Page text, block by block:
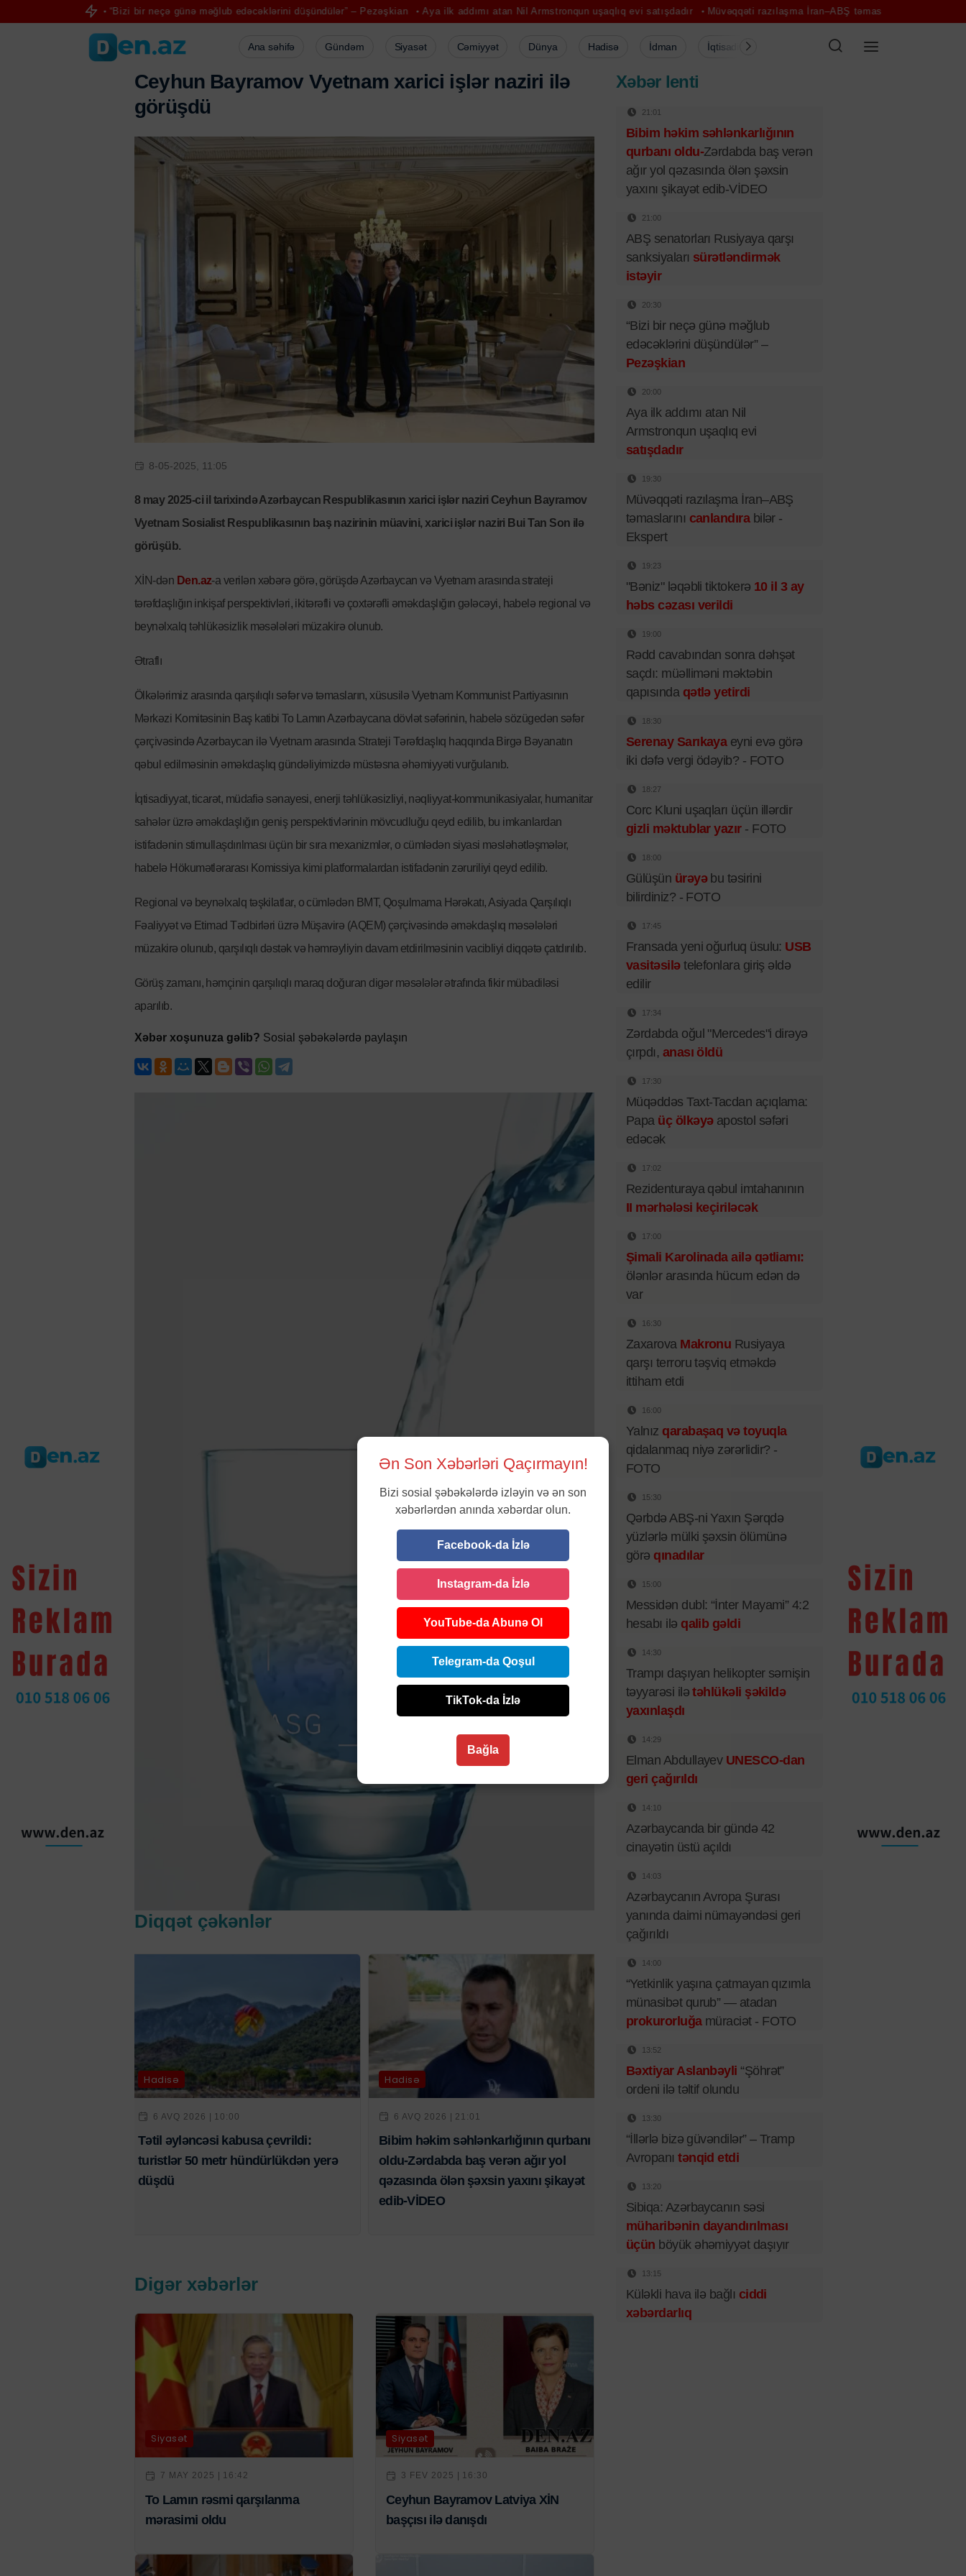
“Bizi bir neçə günə məğlub edəcəklərini düşündülər” – Pezəşkian Aya ilk addımı atan Nil Armstronqun uşaqlıq evi satışdadır Müvəqqəti razılaşma İran–ABŞ təmaslarını canlandıra bilər - Ekspert
Ana səhifə Gündəm Siyasət Cəmiyyət Dünya Hadisə İdman İqtisadiyyat Şou-biznes Müsahibə
Ceyhun Bayramov Vyetnam xarici işlər naziri ilə
görüşdü
8-05-2025, 11:05
8 may 2025-ci il tarixində Azərbaycan Respublikasının xarici işlər naziri Ceyhun Bayramov
Vyetnam Sosialist Respublikasının baş nazirinin müavini, xarici işlər naziri Bui Tan Son ilə
görüşüb.
XİN-dən Den.az-a verilən xəbərə görə, görüşdə Azərbaycan və Vyetnam arasında strateji
tərəfdaşlığın inkişaf perspektivləri, ikitərəfli və çoxtərəfli əməkdaşlığın gələcəyi, habelə regional və
beynəlxalq təhlükəsizlik məsələləri müzakirə olunub.
Ətraflı
Ölkələrimiz arasında qarşılıqlı səfər və təmasların, xüsusilə Vyetnam Kommunist Partiyasının
Mərkəzi Komitəsinin Baş katibi To Lamın Azərbaycana dövlət səfərinin, habelə sözügedən səfər
çərçivəsində Azərbaycan ilə Vyetnam arasında Strateji Tərəfdaşlıq haqqında Birgə Bəyanatın
qəbul edilməsinin əməkdaşlıq gündəliyimizdə müstəsna əhəmiyyəti vurğulanıb.
İqtisadiyyat, ticarət, müdafiə sənayesi, enerji təhlükəsizliyi, nəqliyyat-kommunikasiyalar, humanitar
sahələr üzrə əməkdaşlığın geniş perspektivlərinin mövcudluğu qeyd edilib, bu imkanlardan
istifadənin stimullaşdırılması üçün bir sıra mexanizmlər, o cümlədən siyasi məsləhətləşmələr,
habelə Hökumətlərarası Komissiya kimi platformalardan istifadənin zəruriliyi qeyd edilib.
Regional və beynəlxalq təşkilatlar, o cümlədən BMT, Qoşulmama Hərəkatı, Asiyada Qarşılıqlı
Fəaliyyət və Etimad Tədbirləri üzrə Müşavirə (AQEM) çərçivəsində əməkdaşlıq məsələləri
müzakirə olunub, qarşılıqlı dəstək və həmrəyliyin davam etdirilməsinin vacibliyi diqqətə çatdırılıb.
Görüş zamanı, həmçinin qarşılıqlı maraq doğuran digər məsələlər ətrafında fikir mübadiləsi
aparılıb.
Xəbər xoşunuza gəlib? Sosial şəbəkələrdə paylaşın
Diqqət çəkənlər
Hadisə
6 AVQ 2026 | 10:00
Tətil əyləncəsi kabusa çevrildi:
turistlər 50 metr hündürlükdən yerə
düşdü
Hadisə
6 AVQ 2026 | 21:01
Bibim həkim səhlənkarlığının qurbanı
oldu-Zərdabda baş verən ağır yol
qəzasında ölən şəxsin yaxını şikayət
edib-VİDEO
Digər xəbərlər
Siyasət
7 MAY 2025 | 16:42
To Lamın rəsmi qarşılanma
mərasimi oldu
Siyasət
3 FEV 2025 | 16:30
Ceyhun Bayramov Latviya XİN
başçısı ilə danışdı
Xəbər lenti
21:01
Bibim həkim səhlənkarlığının
qurbanı oldu-Zərdabda baş verən
ağır yol qəzasında ölən şəxsin
yaxını şikayət edib-VİDEO
21:00
ABŞ senatorları Rusiyaya qarşı
sanksiyaları sürətləndirmək
istəyir
20:30
“Bizi bir neçə günə məğlub
edəcəklərini düşündülər” –
Pezəşkian
20:00
Aya ilk addımı atan Nil
Armstronqun uşaqlıq evi
satışdadır
19:30
Müvəqqəti razılaşma İran–ABŞ
təmaslarını canlandırabilər -
Ekspert
19:23
"Bəniz" ləqəbli tiktokerə 10 il 3 ay
həbs cəzası verildi
19:00
Rədd cavabından sonra dəhşət
saçdı: müəlliməni məktəbin
qapısında qətlə yetirdi
18:30
Serenay Sarıkayaeyni evə görə
iki dəfə vergi ödəyib? - FOTO
18:27
Corc Kluni uşaqları üçün illərdir
gizli məktublar yazır- FOTO
18:00
Gülüşün ürəyəbu təsirini
bilirdiniz? - FOTO
17:45
Fransada yeni oğurluq üsulu: USB
vasitəsilətelefonlara giriş əldə
edilir
17:34
Zərdabda oğul "Mercedes"i dirəyə
çırpdı, anası öldü
17:30
Müqəddəs Taxt-Tacdan açıqlama:
Papa üç ölkəyəapostol səfəri
edəcək
17:02
Rezidenturaya qəbul imtahanının
II mərhələsi keçiriləcək
17:00
Şimali Karolinada ailə qətliamı:
ölənlər arasında hücum edən də
var
16:30
Zaxarova Makronu Rusiyaya
qarşı terroru təşviq etməkdə
ittiham etdi
16:00
Yalnız qarabaşaq və toyuqla
qidalanmaq niyə zərərlidir? -
FOTO
15:30
Qərbdə ABŞ-ni Yaxın Şərqdə
yüzlərlə mülki şəxsin ölümünə
görə qınadılar
15:00
Messidən dubl: “İnter Mayami” 4:2
hesabı ilə qalib gəldi
14:30
Trampı daşıyan helikopter sərnişin
təyyarəsi ilətəhlükəli şəkildə
yaxınlaşdı
14:29
Elman Abdullayev UNESCO-dan
geri çağırıldı
14:10
Azərbaycanda bir gündə 42
cinayətin üstü açıldı
14:03
Azərbaycanın Avropa Şurası
yanında daimi nümayəndəsi geri
çağırıldı
14:00
“Yetkinlik yaşına çatmayan qızımla
münasibət qurub” — atadan
prokurorluğamüraciət - FOTO
13:52
Bəxtiyar Aslanbəyli “Şöhrət”
ordeni ilə təltif olundu
13:30
“İllərlə bizə güvəndilər” – Tramp
Avropanıtənqid etdi
13:20
Sibiqa: Azərbaycanın səsi
müharibənin dayandırılması
üçün böyük əhəmiyyət daşıyır
13:15
Küləkli hava ilə bağlı ciddi
xəbərdarlıq
Ən Son Xəbərləri Qaçırmayın!
Bizi sosial şəbəkələrdə izləyin və ən son
xəbərlərdən anında xəbərdar olun.
Facebook-da İzlə
Instagram-da İzlə
YouTube-da Abunə Ol
Telegram-da Qoşul
TikTok-da İzlə
Bağla